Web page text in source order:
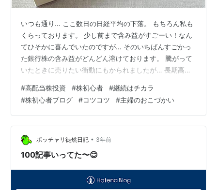
いつも通り… ここ数日の日経平均の下落。 もちろん私も
くらっております。 少し前まで含み益がすごーい！なん
てひそかに喜んでいたのですが… そのいちばんすごかっ
た銀行株の含み益がどんどん溶けております。 騰がって
いたときに売りたい衝動にもかられましたが… 長期高配
ておりました。 （私の三井住友FGは今日も陰線！7/5の
11,350→8/6 8,000) 日経平均は昨日の大暴落から一転、
今日は大幅な値上がり。 下がっていて買いたいなぁと思
うものもありますがまだ不安定なようで怖くてたくさん
は買えず。 いつも通りコツコツとS株投資をしていまし
た。 以前…
#高配当株投資 #株初心者 #継続はチカラ
#株初心者ブログ #コツコツ #主婦のおこづかい
ポッチャリ徒然日記 • 3年前
100記事いってた〜😊